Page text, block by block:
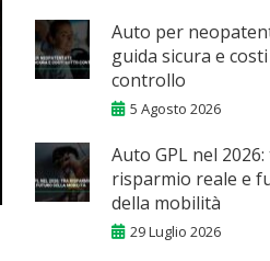
Auto per
guida sicura e
controllo
5 Agosto 2026
Auto GPL nel
risparmio reale e
della mobilità
29 Luglio 2026